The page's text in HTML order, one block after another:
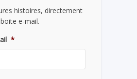
histoires, directement
e-mail.
*